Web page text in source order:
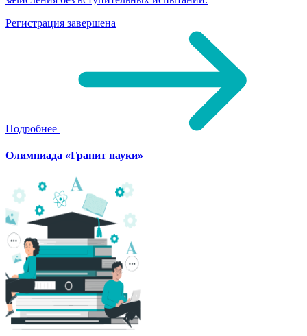
Регистрация завершена
Подробнее
Олимпиада «Гранит науки»